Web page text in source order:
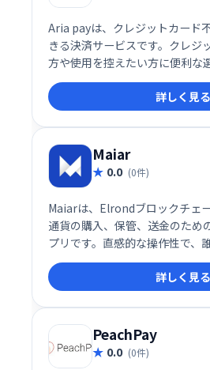
Aria payは、クレジットカード
きる決済サービスです。クレジ
方や使用を控えたい方に便利な
詳しく見る
Maiar
0.0 (0件)
Maiarは、Elrondブロックチェ
通貨の購入、保管、送金のため
プリです。直感的な操作性で、
ます。電話ユーザーなら数秒で
取りの未来を体験できます。
ーズな暗号通貨取引を。
詳しく見る
PeachPay
0.0 (0件)